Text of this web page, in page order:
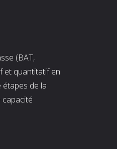
(BAT,
et quantitatif en
de la
capacité